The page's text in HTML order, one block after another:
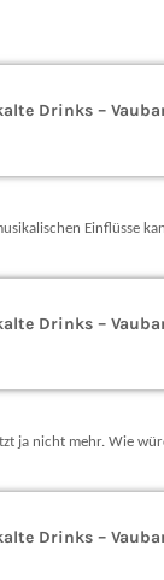
Drinks –
Einflüsse
Drinks –
ja nicht mehr. Wie
Drinks –